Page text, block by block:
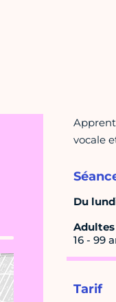
vocale
Du
Adultes
16 - 99
Tarif